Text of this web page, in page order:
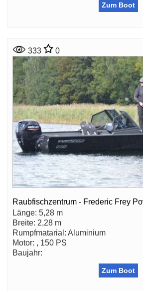
Zum Boot
333 0
Raubfischzentrum - Frederic Frey
Länge: 5,28 m
Breite: 2,28 m
Rumpfmatarial: Aluminium
Motor: , 150 PS
Baujahr:
Zum Boot